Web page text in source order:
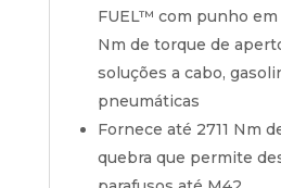
FUEL™ com punho
Nm de torque de
soluções a cabo,
pneumáticas
Fornece até 2711 Nm
quebra que permite